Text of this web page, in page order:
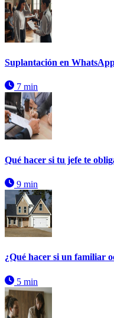
Suplantación en
7 min
Qué hacer si tu jefe te
9 min
¿Qué hacer si un familiar
5 min